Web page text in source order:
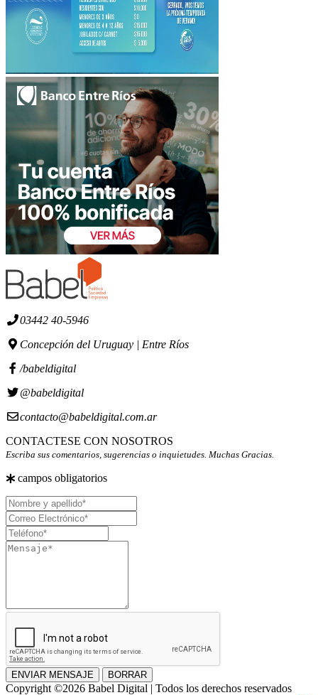
03442 40-5946
Concepción del Uruguay | Entre Ríos
/babeldigital
@babeldigital
contacto@babeldigital.com.ar
CONTACTESE CON NOSOTROS
Escriba sus comentarios, sugerencias o inquietudes. Muchas Gracias.
campos obligatorios
Nombre
y
apellido
Correo
Electrónico
Teléfono
Mensaje
ENVIAR MENSAJE BORRAR
Copyright ©2026 Babel Digital | Todos los derechos reservados